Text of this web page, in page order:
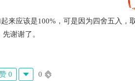
来应该是100%，可是因为四舍五入，
谢谢了。
0 0